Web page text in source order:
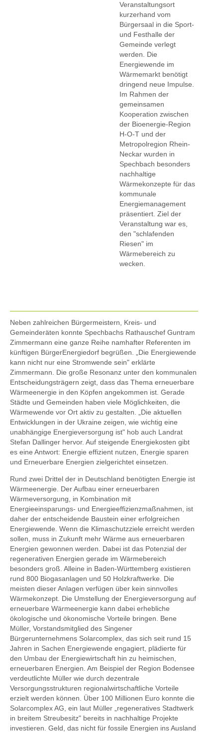
Veranstaltungsort
kurzerhand vom
Bürgersaal in die Sport-
und Festhalle der
Gemeinde verlegt
werden. Die
Energiewende im
Wärmemarkt benötigt
dringend neue Impulse.
Im Rahmen der
gemeinsamen
Kooperation zwischen
der Bioenergie-Region
H-O-T und der
Metropolregion Rhein-
Neckar wurden in
Spechbach besonders
nachhaltige
Wärmekonzepte für das
kommunale
Energiemanagement
präsentiert. Ziel der
Veranstaltung war es,
den "schlafenden
Riesen" im
Wärmebereich zu
wecken.
Neben zahlreichen Bürgermeistern, Kreis- und
Gemeinderäten konnte Spechbachs Rathauschef Guntram
Zimmermann eine ganze Reihe namhafter Referenten im
künftigen BürgerEnergiedorf begrüßen. „Die Energiewende
kann nicht nur eine Stromwende sein" erklärte
Zimmermann. Die große Resonanz unter den kommunalen
Entscheidungsträgern zeigt, dass das Thema erneuerbare
Wärmeenergie in den Köpfen angekommen ist. Gerade
Städte und Gemeinden haben viele Möglichkeiten, die
Wärmewende vor Ort aktiv zu gestalten. „Die aktuellen
Entwicklungen in der Ukraine zeigen, wie wichtig eine
unabhängige Energieversorgung ist" hob auch Landrat
Stefan Dallinger hervor. Auf steigende Energiekosten gibt
es eine Antwort: Energie effizient nutzen, Energie sparen
und Erneuerbare Energien zielgerichtet einsetzen.
Rund zwei Drittel der in Deutschland benötigten Energie ist
Wärmeenergie. Der Aufbau einer erneuerbaren
Wärmeversorgung, in Kombination mit
Energieeinsparungs- und Energieeffizienzmaßnahmen, ist
daher der entscheidende Baustein einer erfolgreichen
Energiewende. Wenn die Klimaschutzziele erreicht werden
sollen, muss in Zukunft mehr Wärme aus erneuerbaren
Energien gewonnen werden. Dabei ist das Potenzial der
regenerativen Energien gerade im Wärmebereich
besonders groß. Alleine in Baden-Württemberg existieren
rund 800 Biogasanlagen und 50 Holzkraftwerke. Die
meisten dieser Anlagen verfügen über kein sinnvolles
Wärmekonzept. Die Umstellung der Energieversorgung auf
erneuerbare Wärmeenergie kann dabei erhebliche
ökologische und ökonomische Vorteile bringen. Bene
Müller, Vorstandsmitglied des Singener
Bürgerunternehmens Solarcomplex, das sich seit rund 15
Jahren in Sachen Energiewende engagiert, plädierte für
den Umbau der Energiewirtschaft hin zu heimischen,
erneuerbaren Energien. Am Beispiel der Region Bodensee
verdeutlichte Müller wie durch dezentrale
Versorgungsstrukturen regionalwirtschaftliche Vorteile
erzielt werden können. Über 100 Millionen Euro konnte die
Solarcomplex AG, ein laut Müller „regeneratives Stadtwerk
in breitem Streubesitz" bereits in nachhaltige Projekte
investieren. Geld, das nicht für fossile Energien ins Ausland